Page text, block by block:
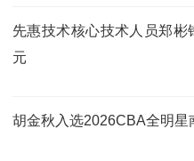
先惠技术核心技术人员郑
元
胡金秋入选2026CBA全明星